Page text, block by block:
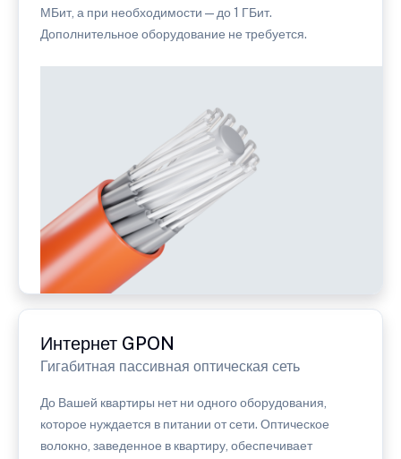
МБит, а при необходимости — до 1 ГБит.
Дополнительное оборудование не требуется.
Интернет GPON
Гигабитная пассивная оптическая сеть
До Вашей квартиры нет ни одного оборудования,
которое нуждается в питании от сети. Оптическое
волокно, заведенное в квартиру, обеспечивает